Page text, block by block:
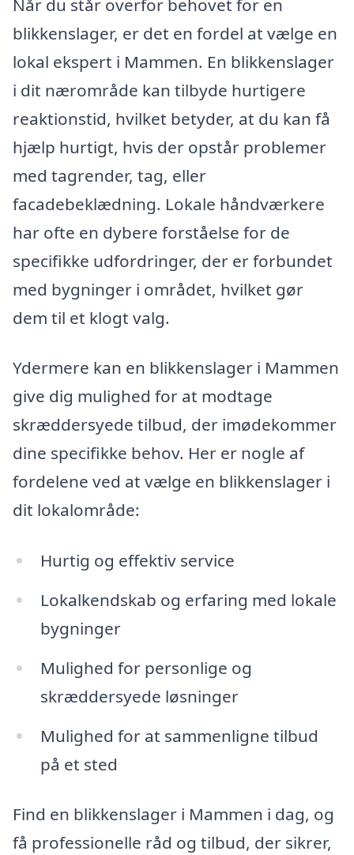
Når du står overfor behovet for en
blikkenslager, er det en fordel at vælge en
lokal ekspert i Mammen. En blikkenslager
i dit nærområde kan tilbyde hurtigere
reaktionstid, hvilket betyder, at du kan få
hjælp hurtigt, hvis der opstår problemer
med tagrender, tag, eller
facadebeklædning. Lokale håndværkere
har ofte en dybere forståelse for de
specifikke udfordringer, der er forbundet
med bygninger i området, hvilket gør
dem til et klogt valg.
Ydermere kan en blikkenslager i Mammen
give dig mulighed for at modtage
skræddersyede tilbud, der imødekommer
dine specifikke behov. Her er nogle af
fordelene ved at vælge en blikkenslager i
dit lokalområde:
Hurtig og effektiv service
Lokalkendskab og erfaring med lokale
bygninger
Mulighed for personlige og
skræddersyede løsninger
Mulighed for at sammenligne tilbud
på et sted
Find en blikkenslager i Mammen i dag, og
få professionelle råd og tilbud, der sikrer,